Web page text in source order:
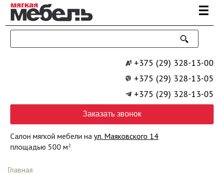
Перейти к основному содержанию ☰
+375 (29) 328-13-00
+375 (29) 328-13-05
+375 (29) 328-13-05
Заказать звонок
Салон мягкой мебели наул. Маяковского 14
площадью 500 м2
Главная